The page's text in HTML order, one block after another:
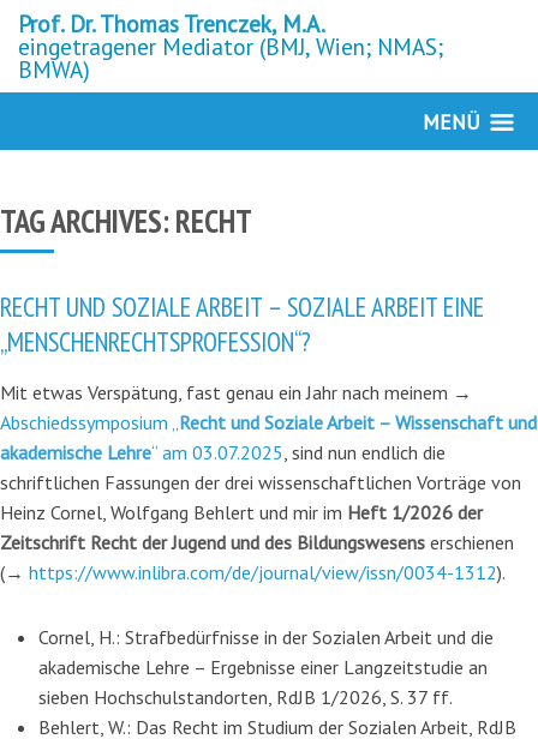
Prof. Dr. Thomas Trenczek, M.A.
eingetragener Mediator (BMJ, Wien; NMAS;
BMWA)
MENÜ
TAG ARCHIVES:RECHT
RECHT UND SOZIALE ARBEIT – SOZIALE ARBEIT EINE
„MENSCHENRECHTSPROFESSION“?
Mit etwas Verspätung, fast genau ein Jahr nach meinem →
Abschiedssymposium „Recht und Soziale Arbeit – Wissenschaft und
akademische Lehre“ am 03.07.2025, sind nun endlich die
schriftlichen Fassungen der drei wissenschaftlichen Vorträge von
Heinz Cornel, Wolfgang Behlert und mir im Heft 1/2026 der
Zeitschrift Recht der Jugend und des Bildungswesens erschienen
(→ https://www.inlibra.com/de/journal/view/issn/0034-1312).
Cornel, H.: Strafbedürfnisse in der Sozialen Arbeit und die
akademische Lehre – Ergebnisse einer Langzeitstudie an
sieben Hochschulstandorten, RdJB 1/2026, S. 37 ff.
Behlert, W.: Das Recht im Studium der Sozialen Arbeit, RdJB